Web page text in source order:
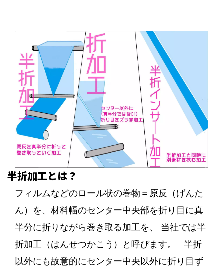
半折加工とは？
フィルムなどのロール状の巻物＝原反（げんた
ん）を、材料幅のセンター中央部を折り目に真
半分に折りながら巻き取る加工を、
当社では半
折加工（はんせつかこう）と呼びます。
半折
以外にも故意的にセンター中央以外に折り目ず